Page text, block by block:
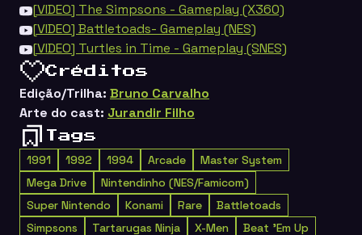
[VIDEO] The Simpsons - Gameplay (X360)
[VIDEO] Battletoads- Gameplay (NES)
[VIDEO] Turtles in Time - Gameplay (SNES)
Créditos
Edição/Trilha: Bruno Carvalho
Arte do cast: Jurandir Filho
Tags
1991 1992 1994 Arcade
Master System
Mega Drive
Nintendinho (NES/Famicom)
Super Nintendo
Konami Rare
Battletoads
Simpsons
Tartarugas Ninja X-Men
Beat 'Em Up